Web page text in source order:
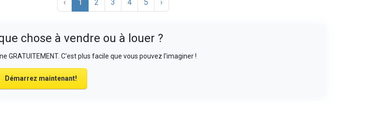
‹ 1 2 3 4 5 ›
chose à vendre ou à louer ?
GRATUITEMENT. C'est plus facile que vous pouvez l'imaginer !
Démarrez maintenant!